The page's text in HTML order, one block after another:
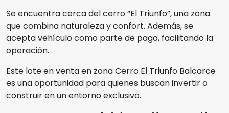
Se encuentra cerca del cerro “El Triunfo”, una zona
que combina naturaleza y confort. Además, se
acepta vehículo como parte de pago, facilitando la
operación.
Este lote en venta en zona Cerro El Triunfo Balcarce
es una oportunidad para quienes buscan invertir o
construir en un entorno exclusivo.